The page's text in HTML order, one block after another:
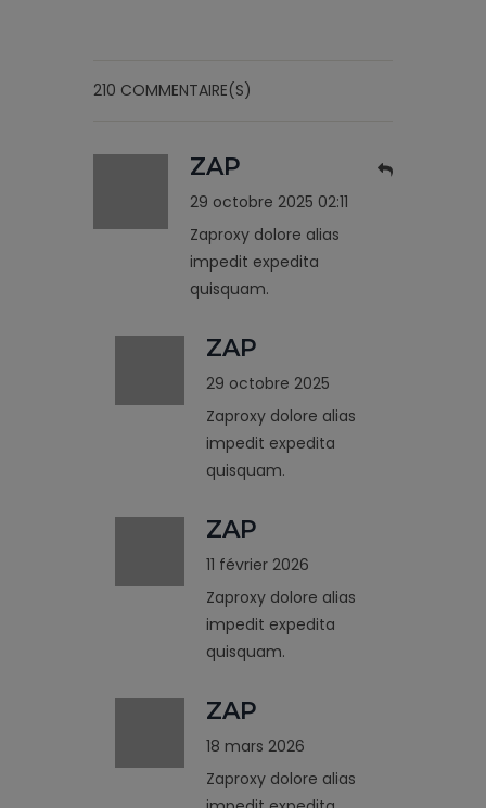
210 COMMENTAIRE(S)
ZAP
29 octobre 2025 02:11
Zaproxy dolore alias
impedit expedita
quisquam.
ZAP
29 octobre 2025
Zaproxy dolore alias
impedit expedita
quisquam.
ZAP
11 février 2026
Zaproxy dolore alias
impedit expedita
quisquam.
ZAP
18 mars 2026
Zaproxy dolore alias